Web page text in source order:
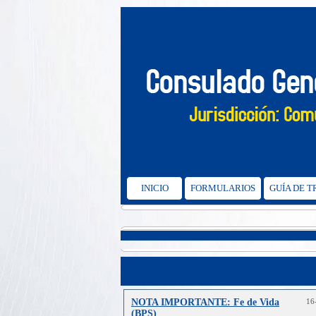
INICIO FORMULARIOS GUÍA DE
NOTA IMPORTANTE: Fe de Vida
(BPS)